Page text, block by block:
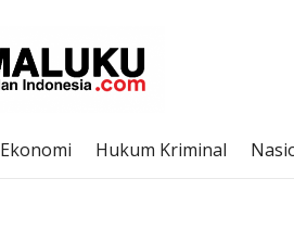
Ekonomi Hukum Kriminal